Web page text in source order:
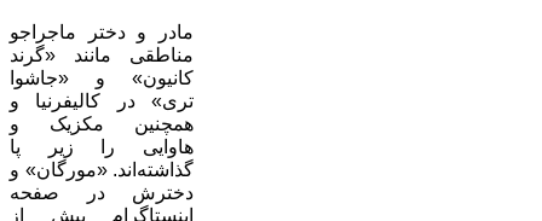
مادر و دختر ماجراجو
مناطقی مانند «گرند
کانیون» و «جاشوا
تری» در کالیفرنیا و
همچنین مکزیک و
هاوایی را زیر پا
گذاشته‌اند. «مورگان» و
دخترش در صفحه
اینستاگرام بیش از